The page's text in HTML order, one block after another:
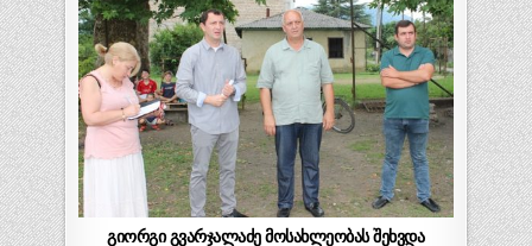
გიორგი გვარჯალაძე მოსახლეობას შეხვდა